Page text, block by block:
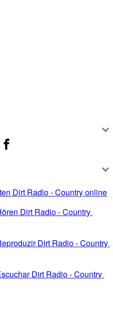
Dirt Radio - Country online
Dirt Radio - Country
Dirt Radio - Country
Dirt Radio - Country